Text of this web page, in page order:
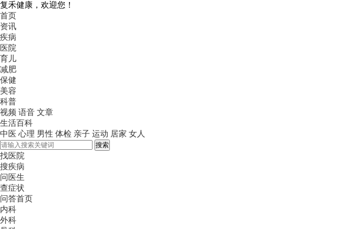
复禾健康，欢迎您！
首页
资讯
疾病
医院
育儿
减肥
保健
美容
科普
视频 语音 文章
生活百科
中医 心理 男性 体检 亲子 运动 居家 女人
搜索
找医院
搜疾病
问医生
查症状
问答首页
内科
外科